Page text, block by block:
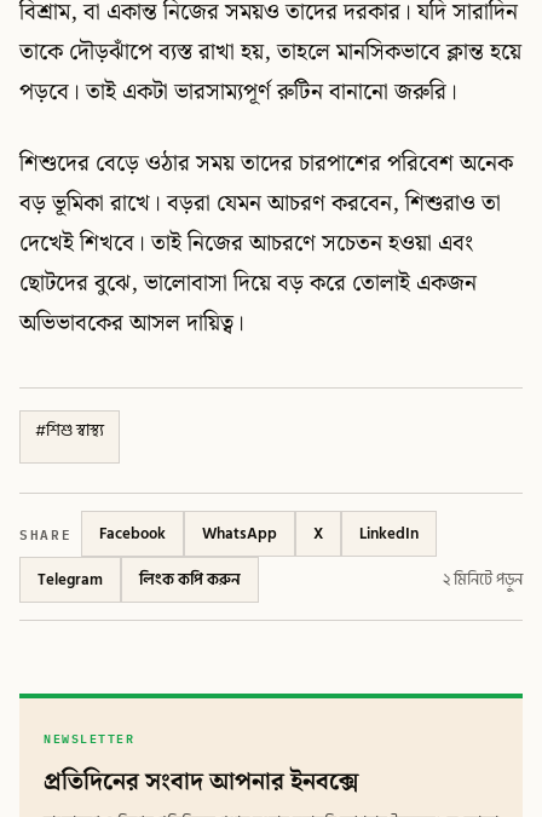
বিশ্রাম, বা একান্ত নিজের সময়ও তাদের দরকার। যদি সারাদিন
তাকে দৌড়ঝাঁপে ব্যস্ত রাখা হয়, তাহলে মানসিকভাবে ক্লান্ত হয়ে
পড়বে। তাই একটা ভারসাম্যপূর্ণ রুটিন বানানো জরুরি।
শিশুদের বেড়ে ওঠার সময় তাদের চারপাশের পরিবেশ অনেক
বড় ভূমিকা রাখে। বড়রা যেমন আচরণ করবেন, শিশুরাও তা
দেখেই শিখবে। তাই নিজের আচরণে সচেতন হওয়া এবং
ছোটদের বুঝে, ভালোবাসা দিয়ে বড় করে তোলাই একজন
অভিভাবকের আসল দায়িত্ব।
#শিশু স্বাস্থ্য
SHARE Facebook WhatsApp X
LinkedIn
Telegram
লিংক কপি করুন ২ মিনিটে পড়ুন
NEWSLETTER
প্রতিদিনের সংবাদ আপনার ইনবক্সে